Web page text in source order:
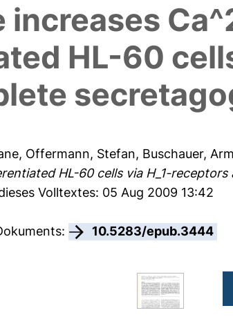
increases
HL-60
, Offermann, Stefan, Buschauer,
HL-60 cells via H_1-
Volltextes: 05 Aug 2009 13:42
10.5283/epub.3444